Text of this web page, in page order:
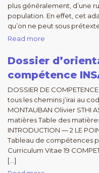
plus généralement, d’une
population. En effet, cet
qu’on ne peut sous
Read more
Dossier
compétence
DOSSIER DE
tous les chemins j’irai au
MONTAUBAN Olivier STHI
matières Table des
INTRODUCTION — 2 LE
Tableau de compétences
Curriculum Vitae 19
[…]